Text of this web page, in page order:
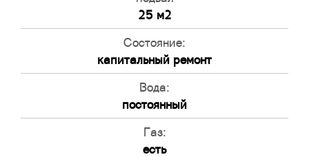
25 м2
Состояние:
капитальный ремонт
Вода:
постоянный
Газ:
есть